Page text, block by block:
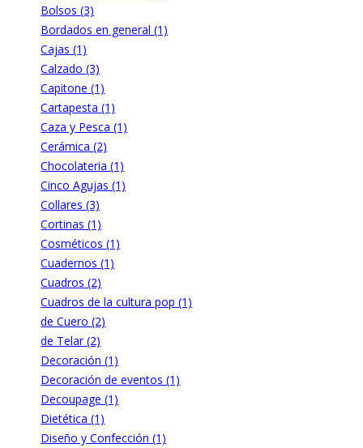
Bolsos (3)
Bordados en general (1)
Cajas (1)
Calzado (3)
Capitone (1)
Cartapesta (1)
Caza y Pesca (1)
Cerámica (2)
Chocolateria (1)
Cinco Agujas (1)
Collares (3)
Cortinas (1)
Cosméticos (1)
Cuadernos (1)
Cuadros (2)
Cuadros de la cultura pop (1)
de Cuero (2)
de Telar (2)
Decoración (1)
Decoración de eventos (1)
Decoupage (1)
Dietética (1)
Diseño y Confección (1)